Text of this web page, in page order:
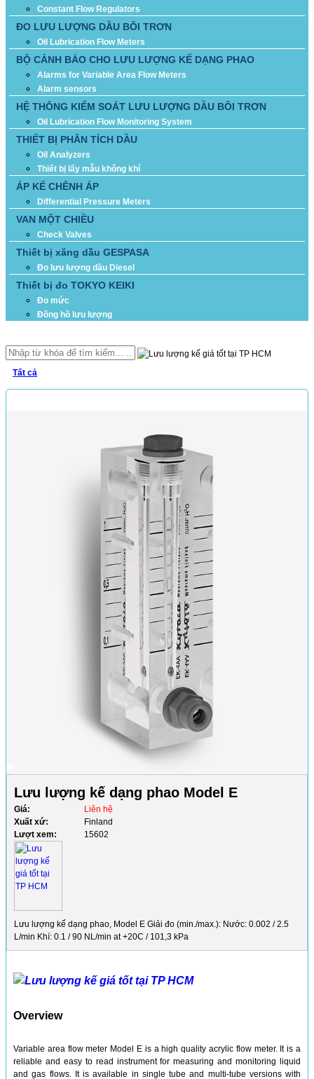
Constant Flow Regulators
ĐO LƯU LƯỢNG DẦU BÔI TRƠN
Oil Lubrication Flow Meters
BỘ CẢNH BÁO CHO LƯU LƯỢNG KẾ DẠNG PHAO
Alarms for Variable Area Flow Meters
Alarm sensors
HỆ THÔNG KIỂM SOÁT LƯU LƯỢNG DẦU BÔI TRƠN
Oil Lubrication Flow Monitoring System
THIẾT BỊ PHÂN TÍCH DẦU
Oil Analyzers
Thiết bị lấy mẫu không khí
ÁP KẾ CHÊNH ÁP
Differential Pressure Meters
VAN MỘT CHIỀU
Check Valves
Thiết bị xăng dầu GESPASA
Đo lưu lượng dầu Diesel
Thiết bị đo TOKYO KEIKI
Đo mức
Đồng hồ lưu lượng
Tất cả
Lưu lượng kế dạng phao Model E
Giá:
Liên hệ
Xuất xứ:
Finland
Lượt xem:
15602
Lưu lượng kế dạng phao, Model E Giải đo (min./max.): Nước: 0.002 / 2.5
L/min Khí: 0.1 / 90 NL/min at +20C / 101,3 kPa
Overview
Variable area flow meter Model E is a high quality acrylic flow meter. It is a
reliable and easy to read instrument for measuring and monitoring liquid
and gas flows. It is available in single tube and multi-tube versions with